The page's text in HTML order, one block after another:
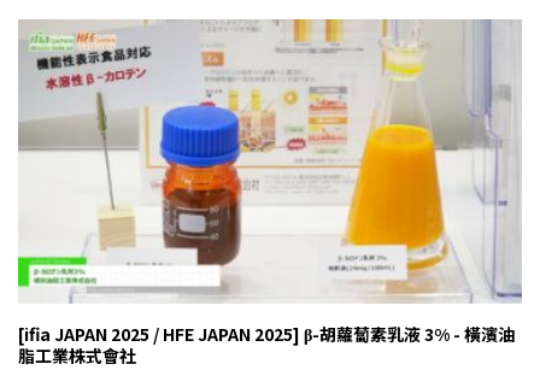
[ifia JAPAN 2025 / HFE JAPAN 2025] β-胡蘿蔔素乳液 3% - 橫濱油
脂工業株式會社